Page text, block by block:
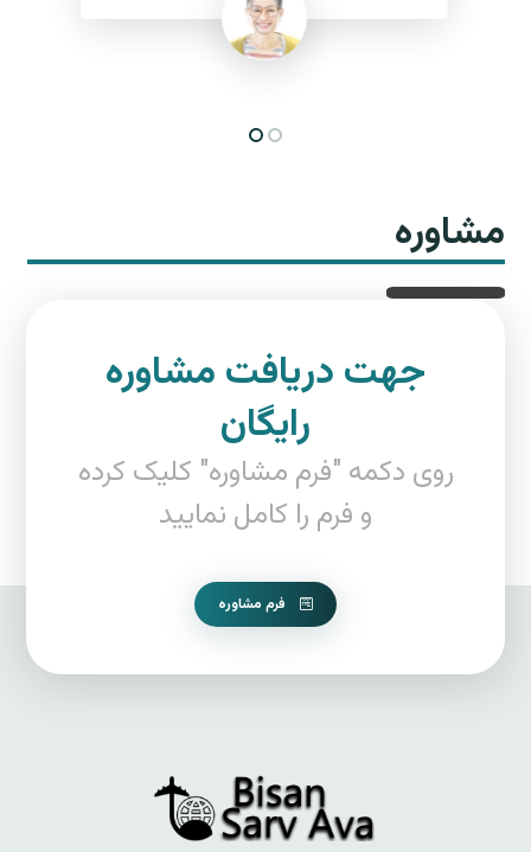
مشاوره
جهت دریافت مشاوره
رایگان
روی دکمه "فرم مشاوره" کلیک کرده
و فرم را کامل نمایید
فرم مشاوره